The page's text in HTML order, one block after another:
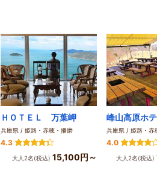
ＨＯＴＥＬ 万葉岬
兵庫県 / 姫路・赤穂・播磨
4.3
大人2名(税込) 15,100円～
兵庫県 / 姫路・赤
4.0
大人2名(税込)